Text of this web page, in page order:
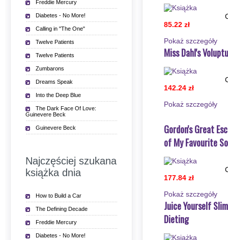
85.22 zł
Pokaż szczegόły
Miss Dahl's
142.24 zł
Pokaż szczegόły
Gordon's Great
of My Favourite
177.84 zł
Pokaż szczegόły
Juice Yourself
Dieting
Freddie Mercury
Diabetes - No More!
Calling in "The One"
Twelve Patients
Twelve Patients
Zumbarons
Dreams Speak
Into the Deep Blue
The Dark Face Of Love:
Guinevere Beck
Guinevere Beck
Najczęściej szukana
książka dnia
How to Build a Car
The Defining Decade
Freddie Mercury
Diabetes - No More!